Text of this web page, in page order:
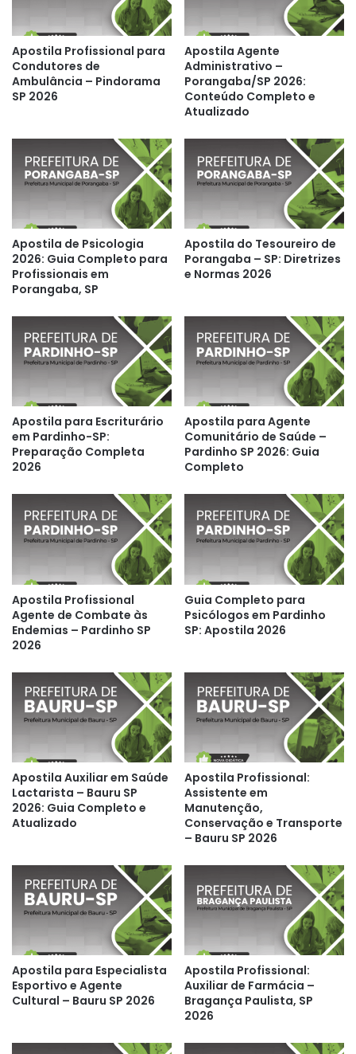
Apostila Profissional para
Condutores de
Ambulância – Pindorama
SP 2026
Apostila Agente
Administrativo –
Porangaba/SP 2026:
Conteúdo Completo e
Atualizado
Apostila de Psicologia
2026: Guia Completo para
Profissionais em
Porangaba, SP
Apostila do Tesoureiro de
Porangaba – SP: Diretrizes
e Normas 2026
Apostila para Escriturário
em Pardinho-SP:
Preparação Completa
2026
Apostila para Agente
Comunitário de Saúde –
Pardinho SP 2026: Guia
Completo
Apostila Profissional
Agente de Combate às
Endemias – Pardinho SP
2026
Guia Completo para
Psicólogos em Pardinho
SP: Apostila 2026
Apostila Auxiliar em Saúde
Lactarista – Bauru SP
2026: Guia Completo e
Atualizado
Apostila Profissional:
Assistente em
Manutenção,
Conservação e Transporte
– Bauru SP 2026
Apostila para Especialista
Esportivo e Agente
Cultural – Bauru SP 2026
Apostila Profissional:
Auxiliar de Farmácia –
Bragança Paulista, SP
2026